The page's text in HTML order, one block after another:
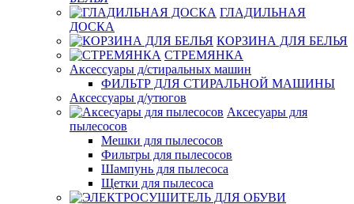
ГЛАДИЛЬНАЯ
ДОСКА
КОРЗИНА ДЛЯ БЕЛЬЯ
СТРЕМЯНКА
Аксессуары д/стиральных машин
ФИЛЬТР ДЛЯ СТИРАЛЬНОЙ МАШИНЫ
Аксессуары д/утюгов
Аксесуары для
пылесосов
Мешки для пылесосов
Фильтры для пылесосов
Шампунь для пылесоса
Щетки для пылесоса